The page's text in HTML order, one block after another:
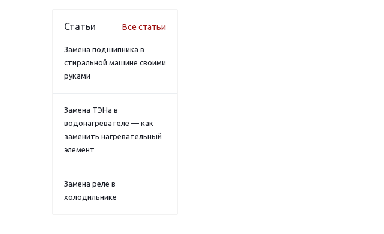
Статьи Все статьи
Замена подшипника в
стиральной машине своими
руками
Замена ТЭНа в
водонагревателе — как
заменить нагревательный
элемент
Замена реле в
холодильнике